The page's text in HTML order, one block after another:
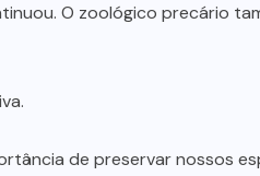
O zoológico precário
de preservar nossos